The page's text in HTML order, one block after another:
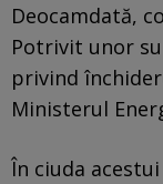
Deocamdată,
Potrivit unor
privind
Ministerul
În ciuda